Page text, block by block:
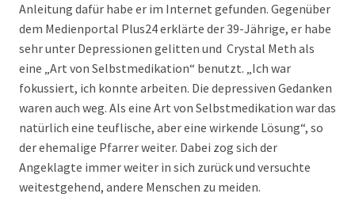
Anleitung dafür habe er im Internet gefunden. Gegenüber
dem Medienportal Plus24 erklärte der 39-Jährige, er habe
sehr unter Depressionen gelitten und Crystal Meth als
eine „Art von Selbstmedikation“ benutzt. „Ich war
fokussiert, ich konnte arbeiten. Die depressiven Gedanken
waren auch weg. Als eine Art von Selbstmedikation war das
natürlich eine teuflische, aber eine wirkende Lösung“, so
der ehemalige Pfarrer weiter. Dabei zog sich der
Angeklagte immer weiter in sich zurück und versuchte
weitestgehend, andere Menschen zu meiden.